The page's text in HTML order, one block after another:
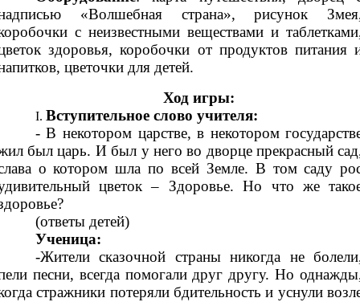
«Волшебная страна», рисунок
с неизвестными веществами и
здоровья, коробочки от продуктов питания
цветочки для детей.
Ход игры:
Вступительное слово учителя:
- В некотором царстве, в некотором
был царь. И был у него во дворце прекрасный
о котором шла по всей Земле. В том саду
цветок – Здоровье. Но что же
(ответы детей)
Ученица:
-Жители сказочной страны никогда не
песни, всегда помогали друг другу. Но
стражники потеряли бдительность и уснули